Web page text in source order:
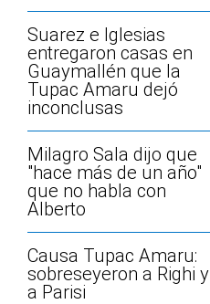
Suarez e Iglesias
entregaron casas en
Guaymallén que la
Tupac Amaru dejó
inconclusas
Milagro Sala dijo que
"hace más de un año"
que no habla con
Alberto
Causa Tupac Amaru:
sobreseyeron a Righi y
a Parisi